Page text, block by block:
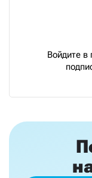
Войдите в